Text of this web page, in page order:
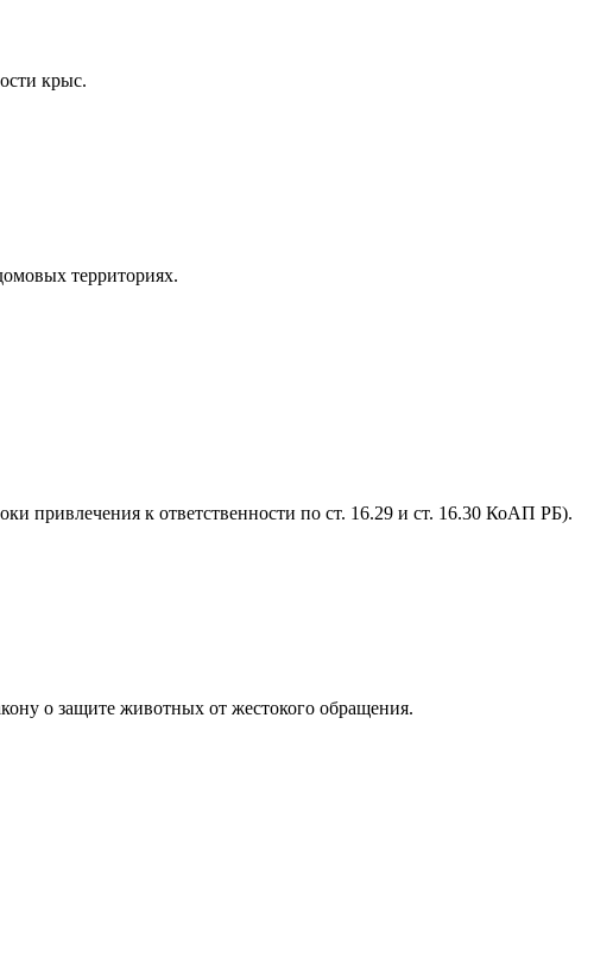
крыс.
территориях.
привлечения к ответственности по ст. 16.29 и ст. 16.30 КоАП РБ).
о защите животных от жестокого обращения.